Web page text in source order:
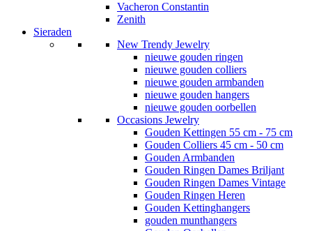
Vacheron Constantin
Zenith
Sieraden
New Trendy Jewelry
nieuwe gouden ringen
nieuwe gouden colliers
nieuwe gouden armbanden
nieuwe gouden hangers
nieuwe gouden oorbellen
Occasions Jewelry
Gouden Kettingen 55 cm - 75 cm
Gouden Colliers 45 cm - 50 cm
Gouden Armbanden
Gouden Ringen Dames Briljant
Gouden Ringen Dames Vintage
Gouden Ringen Heren
Gouden Kettinghangers
gouden munthangers